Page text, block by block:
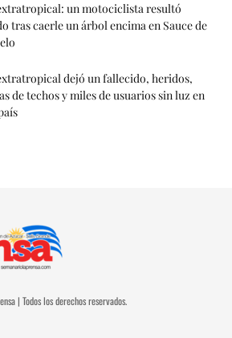
un motociclista resultó
tras caerle un árbol encima en Sauce de
dejó un fallecido, heridos,
de techos y miles de usuarios sin luz en
| Todos los derechos reservados.